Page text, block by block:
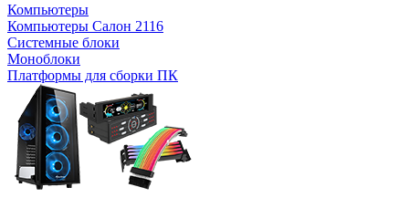
Компьютеры
Компьютеры Салон 2116
Системные блоки
Моноблоки
Платформы для сборки ПК